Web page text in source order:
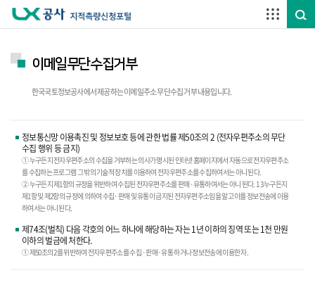
이메일무단수집거부
한국국토정보공사에서 제공하는 이메일주소 무단수집 거부 내용입니다.
정보통신망 이용촉진 및 정보보호 등에 관한 법률 제50조의 2 (전자우편주소의 무단
수집 행위 등 금지)
① 누구든지 전자우편주소의 수집을 거부하는 의사가 명시된 인터넷 홈페이지에서 자동으로 전자우편주소
를 수집하는 프로그램 그 밖의 기술적 장치를 이용하여 전자우편주소를 수집하여서는 아니 된다.
② 누구든지 제1항의 규정을 위반하여 수집된 전자우편주소를 판매·유통하여서는 아니 된다. 1 3 누구든지
제1항 및 제2항의 규정에 의하여 수집·판매 및 유통이 금지된 전자우편주소임을 알고 이를 정보전송에 이용
하여서는 아니 된다.
제74조(벌칙) 다음 각호의 어느 하나에 해당하는 자는 1년 이하의 징역 또는 1천 만원
이하의 벌금에 처한다.
① 제50조의 2를 위반하여 전자우편주소를 수집 ·판매·유통 하거나 정보전송에 이용한 자.